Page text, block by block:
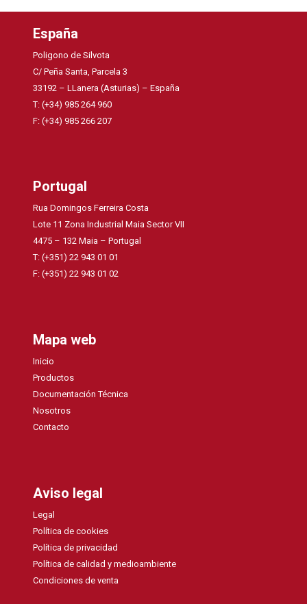
España
Poligono de Silvota
C/ Peña Santa, Parcela 3
33192 – LLanera (Asturias) – España
T: (+34) 985 264 960
F: (+34) 985 266 207
Portugal
Rua Domingos Ferreira Costa
Lote 11 Zona Industrial Maia Sector VII
4475 – 132 Maia – Portugal
T: (+351) 22 943 01 01
F: (+351) 22 943 01 02
Mapa web
Inicio
Productos
Documentación Técnica
Nosotros
Contacto
Aviso legal
Legal
Política de cookies
Política de privacidad
Política de calidad y medioambiente
Condiciones de venta